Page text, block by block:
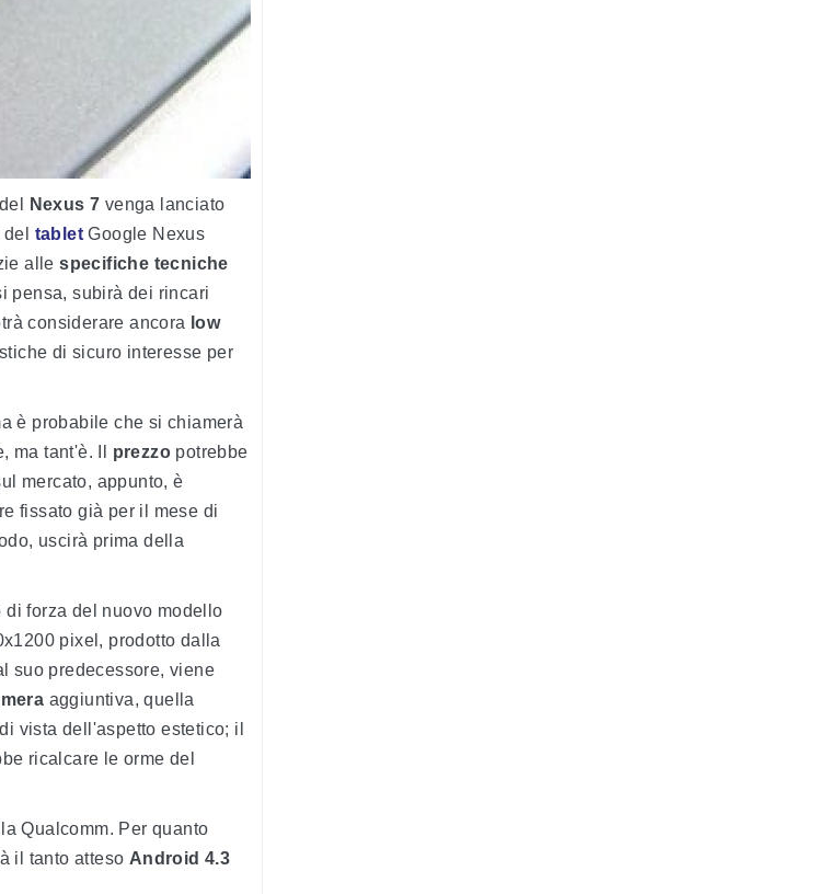
Nexus 7 venga lanciato
tablet Google Nexus
allespecifiche tecniche
pensa, subirà dei rincari
considerare ancora low
di sicuro interesse per
è probabile che si chiamerà
ma tant'è. Il prezzo potrebbe
mercato, appunto, è
fissato già per il mese di
uscirà prima della
di forza del nuovo modello
pixel, prodotto dalla
suo predecessore, viene
aggiuntiva, quella
vista dell'aspetto estetico; il
ricalcare le orme del
Qualcomm. Per quanto
il tanto atteso Android 4.3